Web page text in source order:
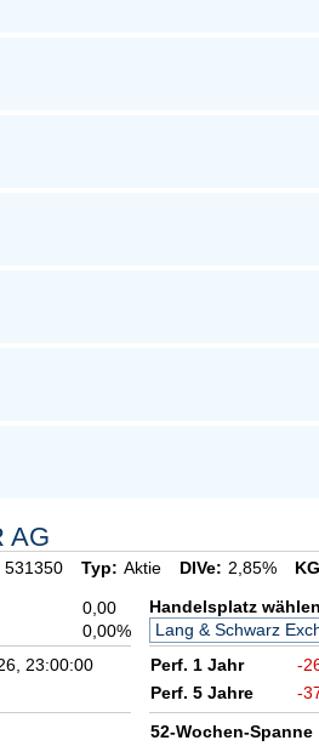
AG
531350 Typ: Aktie DIVe: 2,85%
0,00
0,00%
23:00:00
Handelsplatz
Lang & Schwarz
Perf. 1 Jahr
-
Perf. 5 Jahre
-
52-Wochen-Spanne